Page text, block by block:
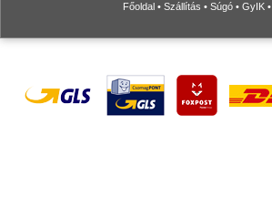
Főoldal • Szállítás • Súgó • GyIK •